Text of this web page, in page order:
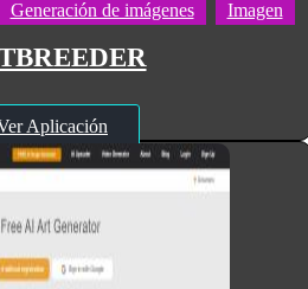
Generación de imágenes Imagen
Aplicación